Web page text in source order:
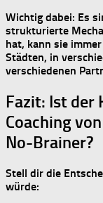
Wichtig dabei: Es
strukturierte
hat, kann sie
Städten, in
verschiedenen
Fazit: Ist der
Coaching
No-Brainer?
Stell dir die
würde: